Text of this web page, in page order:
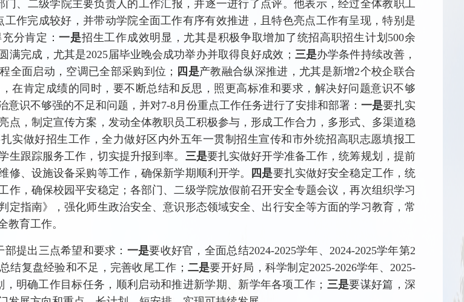
门、二级学院主要负责人的工作汇报，并逐一进行了点评。他表示，经过全体教职工
工作完成较好，并带动学院全面工作有序有效推进，且特色亮点工作有呈现，特别是
分肯定：一是招生工作成效明显，尤其是积极争取增加了统招高职招生计划500余
满完成，尤其是2025届毕业晚会成功举办并取得良好成效； 三是办学条件持续改善，
全面启动，空调已全部采购到位；
四是产教融合纵深推进，尤其是新增2个校企联合
在肯定成绩的同时，要不断总结和反思，照更高标准和要求，解决好问题意识不够
意识不够强的不足和问题，并对7-8月份重点工作任务进行了安排和部署： 一是要扎实
点，制定宣传方案，发动全体教职员工积极参与，形成工作合力，多形式、多渠道稳
实做好招生工作，全力做好区内外五年一贯制招生宣传和市外统招高职志愿填报工
生跟踪服务工作，切实提升报到率。 三是要扎实做好开学准备工作，统筹规划，提前
修、设施设备采购等工作，确保新学期顺利开学。
四是要扎实做好安全稳定工作，统
作，确保校园平安稳定；各部门、二级学院放假前召开安全专题会议，再次组织学习
定指南》，强化师生政治安全、意识形态领域安全、出行安全等方面的学习教育，常
教育工作。
提出三点希望和要求： 一是要收好官，全面总结2024-2025学年、2024-2025学年第2
结复盘经验和不足，完善收尾工作； 二是要开好局，科学制定2025-2026学年、2025-
，明确工作目标任务，顺利启动和推进新学期、新学年各项工作； 三是要谋好篇，深